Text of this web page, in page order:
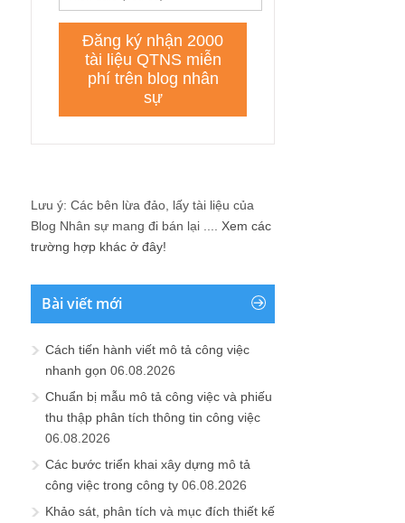
Lưu ý: Các bên lừa đảo, lấy tài liệu của
Blog Nhân sự mang đi bán lại .... Xem các
trường hợp khác ở đây!
Bài viết mới
Cách tiến hành viết mô tả công việc
nhanh gọn 06.08.2026
Chuẩn bị mẫu mô tả công việc và phiếu
thu thập phân tích thông tin công việc
06.08.2026
Các bước triển khai xây dựng mô tả
công việc trong công ty 06.08.2026
Khảo sát, phân tích và mục đích thiết kế